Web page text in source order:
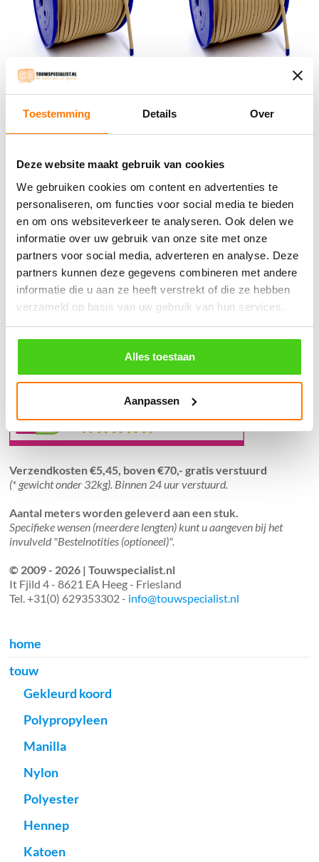
Toestemming Details Over
Deze website maakt gebruik van cookies
We gebruiken cookies om content en advertenties te
personaliseren, om functies voor social media te bieden
en om ons websiteverkeer te analyseren. Ook delen we
informatie over uw gebruik van onze site met onze
partners voor social media, adverteren en analyse. Deze
partners kunnen deze gegevens combineren met andere
informatie die u aan ze heeft verstrekt of die ze hebben
verzameld op basis van uw gebruik van hun services.
Alles toestaan
Aanpassen
Bestel nu Bestel nu
Winkelwagen
Geen producten in de winkelwagen.
֍ Deskundig advies en gratis proefstukjes.
֍ Verzending in Nederland, België en Duitsland.
Verzendkosten €5,45, boven €70,- gratis verstuurd
(* gewicht onder 32kg). Binnen 24 uur verstuurd.
Aantal meters worden geleverd aan een stuk.
Specifieke wensen (meerdere lengten) kunt u aangeven bij het
invulveld "Bestelnotities (optioneel)".
© 2009 - 2026 | Touwspecialist.nl
It Fjild 4 - 8621 EA Heeg - Friesland
Tel. +31(0) 629353302 - info@touwspecialist.nl
home
touw
Gekleurd koord
Polypropyleen
Manilla
Nylon
Polyester
Hennep
Katoen